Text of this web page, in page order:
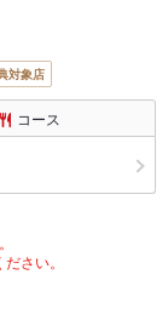
対象店
コース
さい。